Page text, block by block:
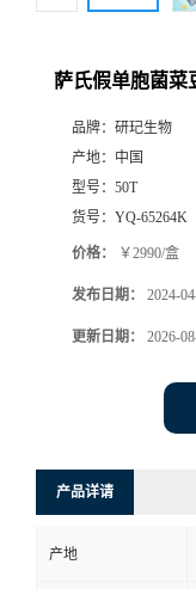
萨氏假单胞菌菜
品牌： 研玘生物
产地： 中国
型号： 50T
货号： YQ-65264K
价格： ￥2990/盒
发布日期： 2024-
更新日期： 2026-
产品详请
产地